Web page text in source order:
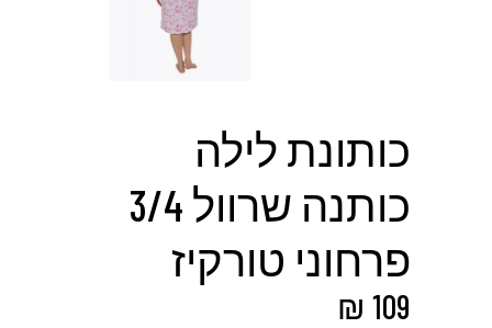
כותונת לילה
כותנה שרוול 3/4
פרחוני טורקיז
₪ 109